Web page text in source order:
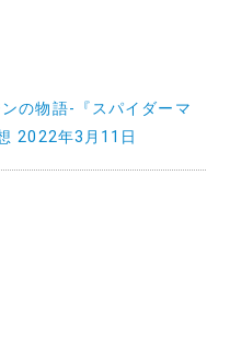
の物語-『スパイダーマ
2022年3月11日